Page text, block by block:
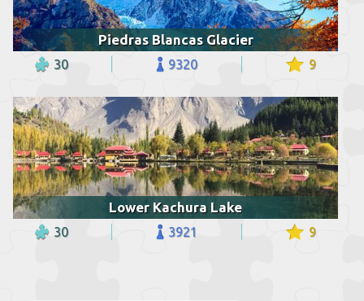
Piedras Blancas Glacier
30 9320 9
Lower Kachura Lake
30 3921 9